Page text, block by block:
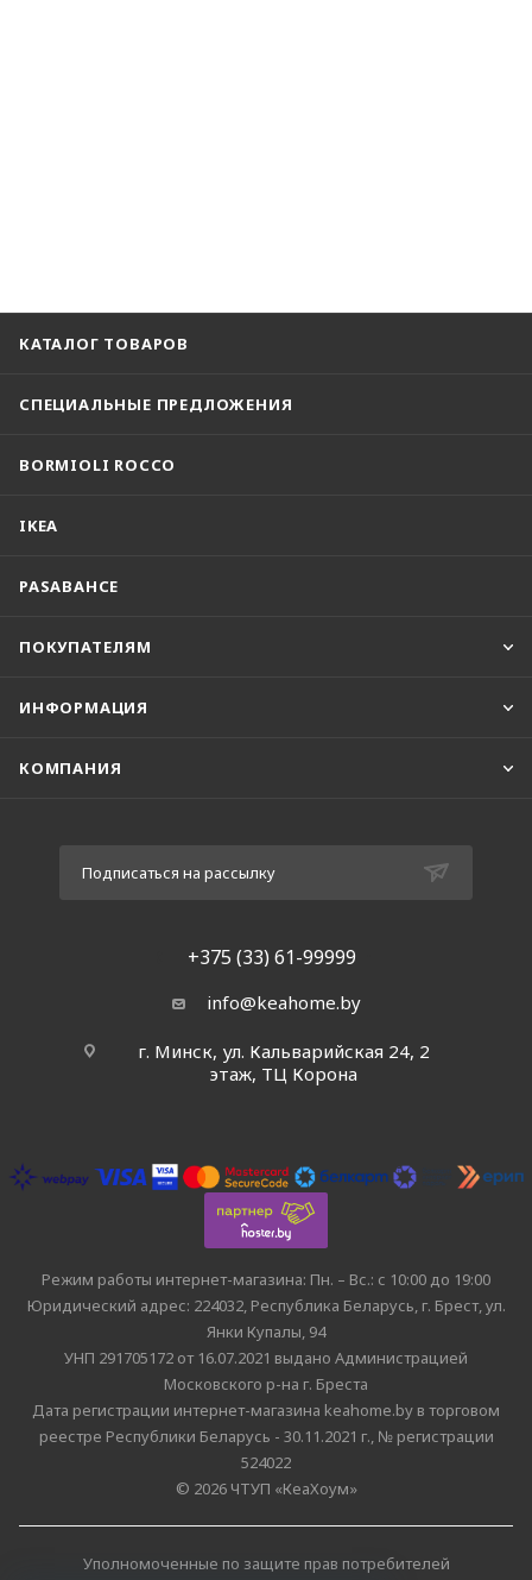
КАТАЛОГ ТОВАРОВ
СПЕЦИАЛЬНЫЕ ПРЕДЛОЖЕНИЯ
BORMIOLI ROCCO
IKEA
PASABAHCE
ПОКУПАТЕЛЯМ
ИНФОРМАЦИЯ
КОМПАНИЯ
Подписаться на рассылку
+375 (33) 61-99999
info@keahome.by
г. Минск, ул. Кальварийская 24, 2
этаж, ТЦ Корона
Режим работы интернет-магазина: Пн. – Вс.: с 10:00 до 19:00
Юридический адрес: 224032, Республика Беларусь, г. Брест, ул.
Янки Купалы, 94
УНП 291705172 от 16.07.2021 выдано Администрацией
Московского р-на г. Бреста
Дата регистрации интернет-магазина keahome.by в торговом
реестре Республики Беларусь - 30.11.2021 г., № регистрации
524022
© 2026 ЧТУП «КеаХоум»
Уполномоченные по защите прав потребителей